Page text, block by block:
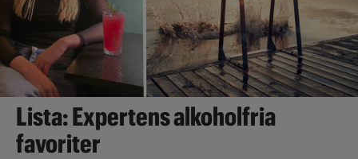
Lista: Expertens alkoholfria
favoriter